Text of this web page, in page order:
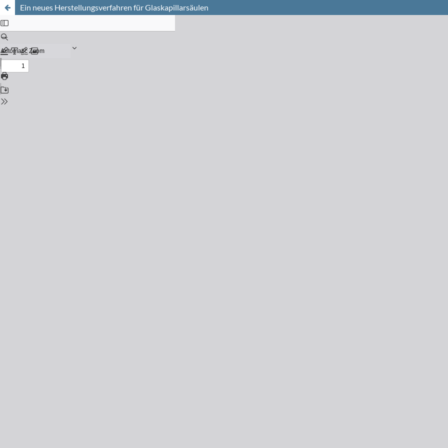
Ein neues Herstellungsverfahren für Glaskapillarsäulen